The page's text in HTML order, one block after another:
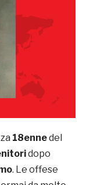
18ennedel
dopo
. Le offese